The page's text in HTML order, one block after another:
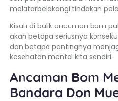
melatarbelakangi tindakan
Kisah di balik ancaman bom
akan betapa seriusnya
dan betapa pentingnya
kesehatan mental kita sendiri.
Ancaman Bom
Bandara Don